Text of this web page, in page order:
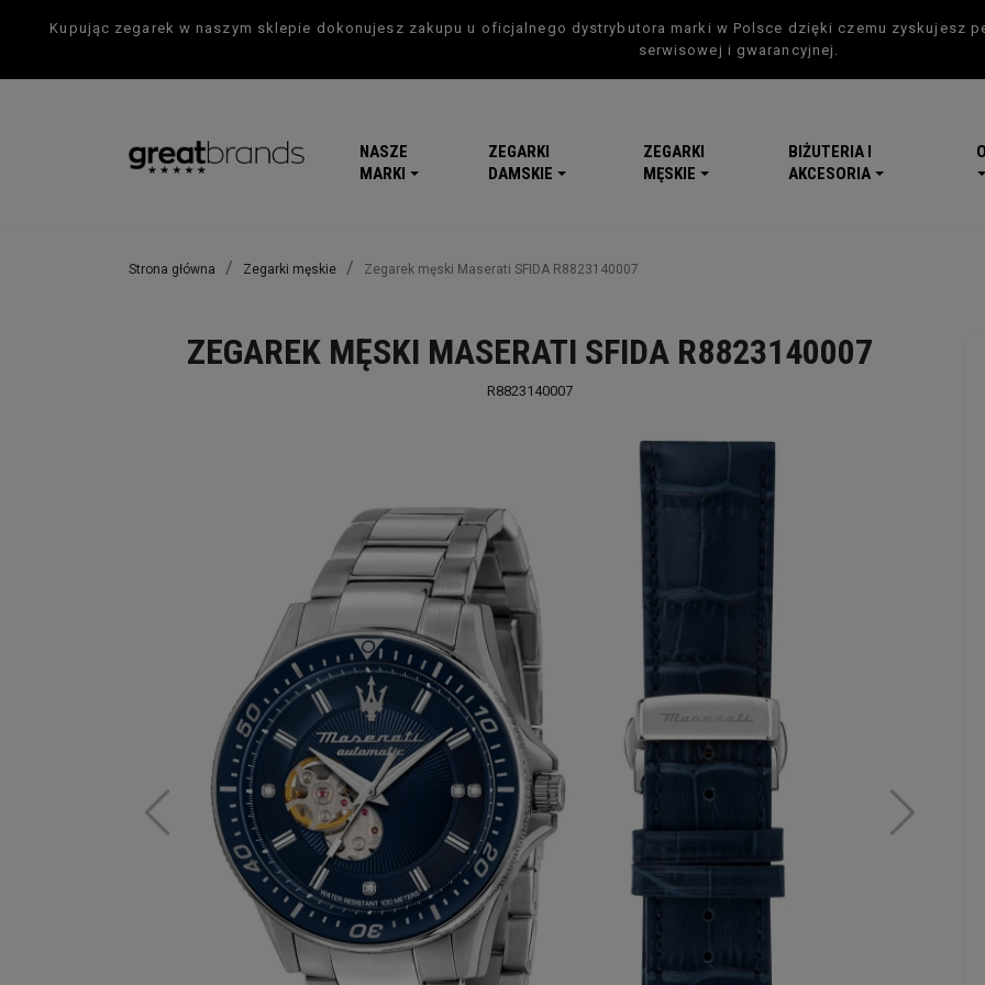
Kupując zegarek w naszym sklepie dokonujesz zakupu u oficjalnego dystrybutora marki w Polsce dzięki czemu zyskujesz
serwisowej i gwarancyjnej.
NASZE
MARKI
ZEGARKI
DAMSKIE
ZEGARKI
MĘSKIE
BIŻUTERIA I
AKCESORIA
Strona główna Zegarki męskie Zegarek męski Maserati SFIDA R8823140007
ZEGAREK MĘSKI MASERATI SFIDA R8823140007
R8823140007